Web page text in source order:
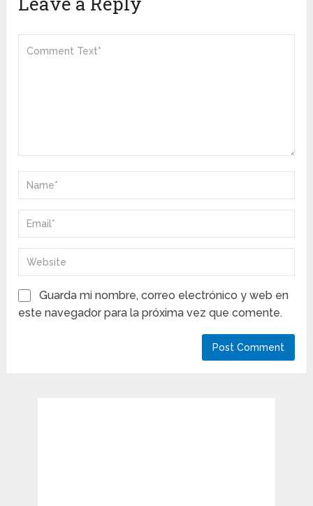
Guarda mi nombre, correo electrónico y web en
este navegador para la próxima vez que comente.